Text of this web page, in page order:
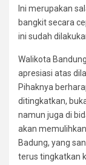
Ini merupakan
bangkit secara
ini sudah
Walikota
apresiasi atas
Pihaknya
ditingkatkan,
namun juga di
akan
Badung, yang
terus tingkatkan